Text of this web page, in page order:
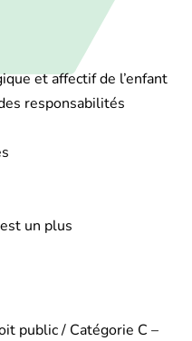
et affectif de l’enfant
responsabilités
un plus
public / Catégorie C –